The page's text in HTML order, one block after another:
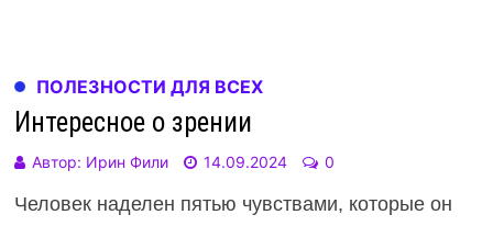
ПОЛЕЗНОСТИ ДЛЯ ВСЕХ
Интересное о зрении
Автор: Ирин Фили 14.09.2024 0
Человек наделен пятью чувствами, которые он